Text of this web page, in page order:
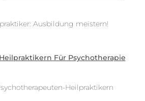
Ausbildung meistern!
Für Psychotherapie
Heilpraktikern